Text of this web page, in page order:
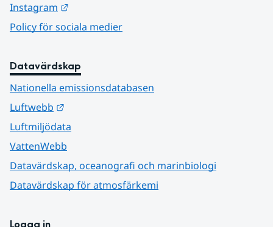
Instagram
Policy för sociala medier
Datavärdskap
Nationella emissionsdatabasen
Luftwebb
Luftmiljödata
VattenWebb
Datavärdskap, oceanografi och marinbiologi
Datavärdskap för atmosfärkemi